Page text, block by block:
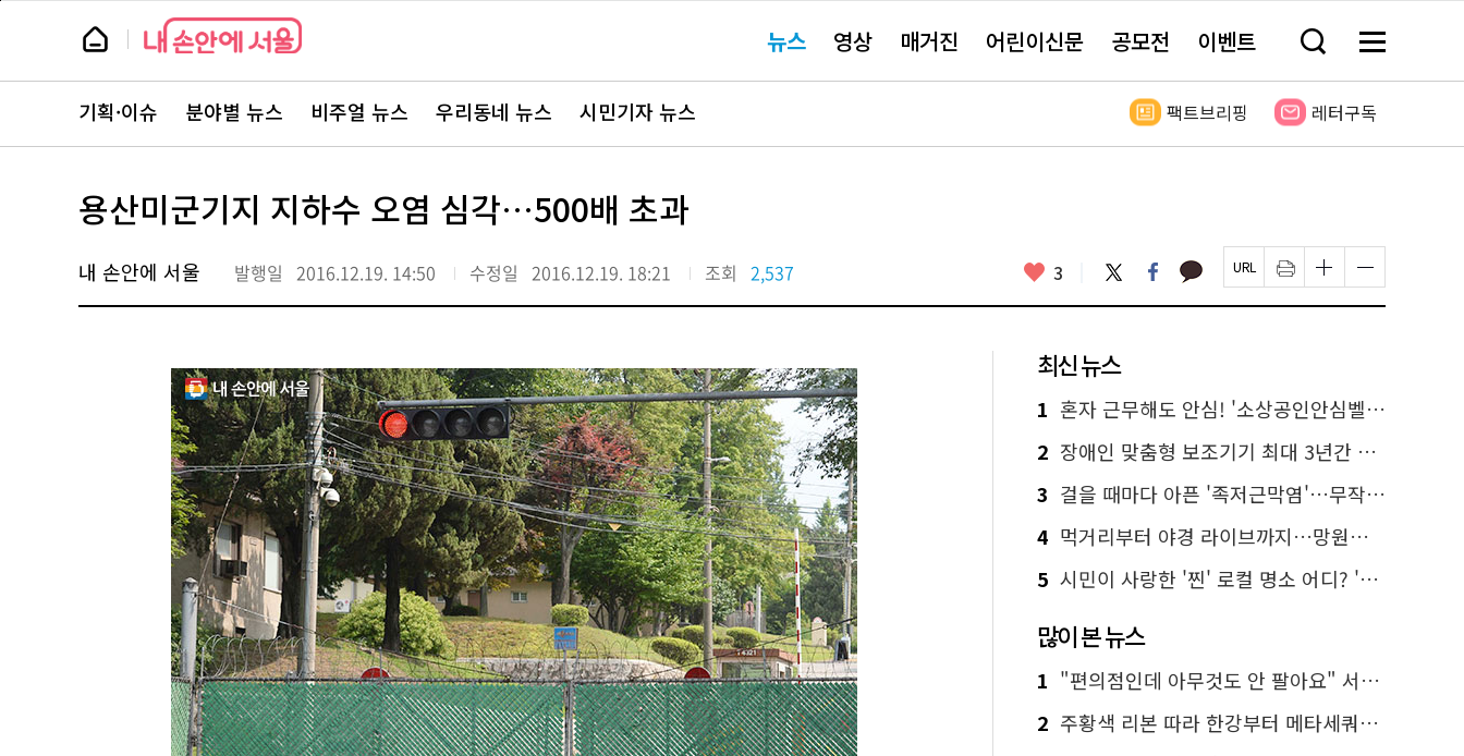
본
뉴
스 요뉴스 영상 매거진 어린이신문 공모전 이벤트 검
창
기
메
전
보
뉴
스
주
서
바
로
기획·이슈 분야별 뉴스 비주얼 뉴스 우리동네 뉴스 시민기자 뉴스 팩트브리핑 레터구독
용산미군기지 지하수 오염 심각…500배 초과
내 손안에 서울 발행일 2016.12.19. 14:50 수정일 2016.12.19. 18:21 조회 2,537 좋
요
3 트
위
터
페
이
스
카
카 페
이
지
인
쇄
하
글
자
크
하
기
글
자
크
하
기
최신 뉴스
1 혼자 근무해도 안심! '소상공인안심벨' 신청하세요
2 장애인 맞춤형 보조기기 최대 3년간 무상 대여…삶의 질 높인다
3 걸을 때마다 아픈 '족저근막염'…무작정 참지 말고 '이것' 해보세요!
4 먹거리부터 야경 라이브까지…망원한강공원 알짜 코스
5 시민이 사랑한 '찐' 로컬 명소 어디? '서울에디션25' 추천 코스
많이 본 뉴스
1 "편의점인데 아무것도 안 팔아요" 서울에서 가장 특별한 편의점의 정체
2 주황색 리본 따라 한강부터 메타세쿼이아 숲길까지…서울둘레길 15코스
페